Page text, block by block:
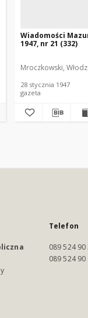
Wiadomości
1947, nr 21 (332)
Mroczkowski,
28 stycznia 1947
gazeta
Telefon
089 524
089 524